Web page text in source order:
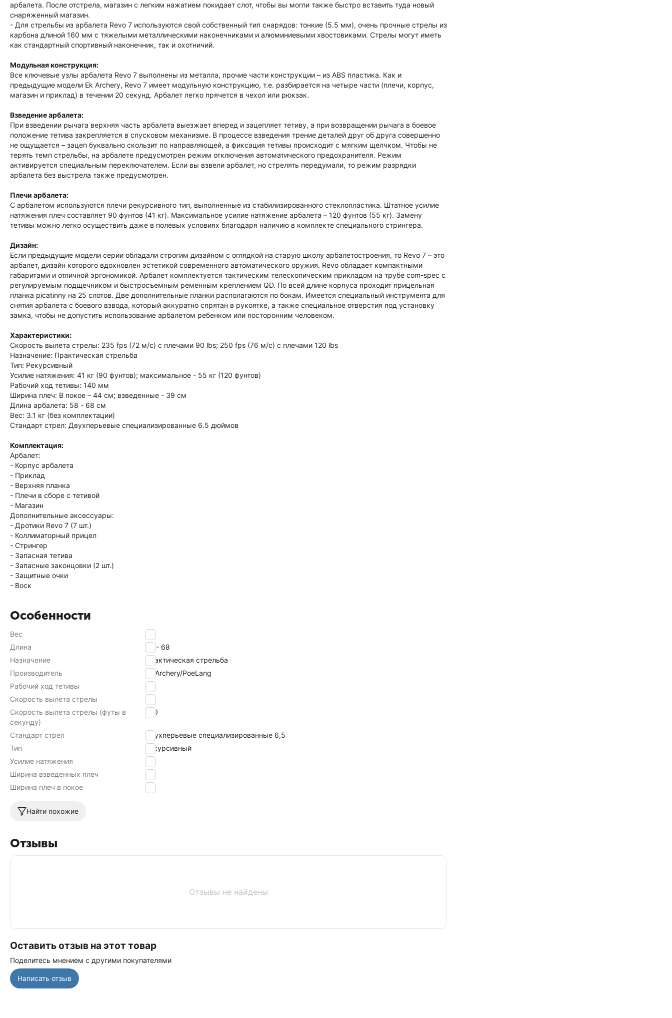
арбалета. После отстрела, магазин с легким нажатием покидает слот, чтобы вы могли также быстро вставить туда новый
снаряженный магазин.
- Для стрельбы из арбалета Revo 7 используются свой собственный тип снарядов: тонкие (5.5 мм), очень прочные стрелы из
карбона длиной 160 мм с тяжелыми металлическими наконечниками и алюминиевыми хвостовиками. Стрелы могут иметь
как стандартный спортивный наконечник, так и охотничий.
Модульная конструкция:
Все ключевые узлы арбалета Revo 7 выполнены из металла, прочие части конструкции – из ABS пластика. Как и
предыдущие модели Ek Archery, Revo 7 имеет модульную конструкцию, т.е. разбирается на четыре части (плечи, корпус,
магазин и приклад) в течении 20 секунд. Арбалет легко прячется в чехол или рюкзак.
Взведение арбалета:
При взведении рычага верхняя часть арбалета выезжает вперед и зацепляет тетиву, а при возвращении рычага в боевое
положение тетива закрепляется в спусковом механизме. В процессе взведения трение деталей друг об друга совершенно
не ощущается – зацеп буквально скользит по направляющей, а фиксация тетивы происходит с мягким щелчком. Чтобы не
терять темп стрельбы, на арбалете предусмотрен режим отключения автоматического предохранителя. Режим
активируется специальным переключателем. Если вы взвели арбалет, но стрелять передумали, то режим разрядки
арбалета без выстрела также предусмотрен.
Плечи арбалета:
С арбалетом используются плечи рекурсивного тип, выполненные из стабилизированного стеклопластика. Штатное усилие
натяжения плеч составляет 90 фунтов (41 кг). Максимальное усилие натяжение арбалета – 120 фунтов (55 кг). Замену
тетивы можно легко осуществить даже в полевых условиях благодаря наличию в комплекте специального стрингера.
Дизайн:
Если предыдущие модели серии обладали строгим дизайном с оглядкой на старую школу арбалетостроения, то Revo 7 – это
арбалет, дизайн которого вдохновлен эстетикой современного автоматического оружия. Revo обладает компактными
габаритами и отличной эргономикой. Арбалет комплектуется тактическим телескопическим прикладом на трубе com-spec с
регулируемым подщечником и быстросъемным ременным креплением QD. По всей длине корпуса проходит прицельная
планка picatinny на 25 слотов. Две дополнительные планки располагаются по бокам. Имеется специальный инструмента для
снятия арбалета с боевого взвода, который аккуратно спрятан в рукоятке, а также специальное отверстия под установку
замка, чтобы не допустить использование арбалетом ребенком или посторонним человеком.
Характеристики:
Скорость вылета стрелы: 235 fps (72 м/с) с плечами 90 lbs; 250 fps (76 м/с) с плечами 120 lbs
Назначение: Практическая стрельба
Тип: Рекурсивный
Усилие натяжения: 41 кг (90 фунтов); максимальное - 55 кг (120 фунтов)
Рабочий ход тетивы: 140 мм
Ширина плеч: В покое – 44 см; взведенные - 39 см
Длина арбалета: 58 - 68 см
Вес: 3.1 кг (без комплектации)
Стандарт стрел: Двухперьевые специализированные 6.5 дюймов
Комплектация:
Арбалет:
- Корпус арбалета
- Приклад
- Верхняя планка
- Плечи в сборе с тетивой
- Магазин
Дополнительные аксессуары:
- Дротики Revo 7 (7 шт.)
- Коллиматорный прицел
- Стрингер
- Запасная тетива
- Запасные законцовки (2 шт.)
- Защитные очки
- Воск
Особенности
Вес
3.1
Длина
58 - 68
Назначение
Практическая стрельба
Производитель
Ek Archery/PoeLang
Рабочий ход тетивы
14
Скорость вылета стрелы
76
Скорость вылета стрелы (футы в
секунду)
250
Стандарт стрел
Двухперьевые специализированные 6,5
Тип
Рекурсивный
Усилие натяжения
41
Ширина взведенных плеч
39
Ширина плеч в покое
44
Найти похожие
Отзывы
Отзывы не найдены
Оставить отзыв на этот товар
Поделитесь мнением с другими покупателями
Написать отзыв